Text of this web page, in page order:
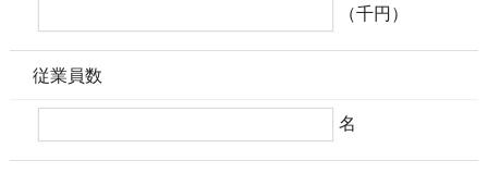
（千円）
従業員数
名